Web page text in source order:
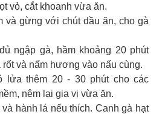
vỏ, cắt khoanh vừa ăn.
và gừng với chút dầu ăn, cho gà
ngập gà, hầm khoảng 20 phút
rốt và nấm hương vào nấu cùng.
lửa thêm 20 - 30 phút cho các
nêm lại gia vị vừa ăn.
và hành lá nếu thích. Canh gà hạt